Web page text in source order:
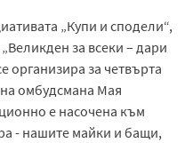
„Купи и сподели“,
за всеки – дари
организира за четвърта
омбудсмана Мая
е насочена към
- нашите майки и бащи,